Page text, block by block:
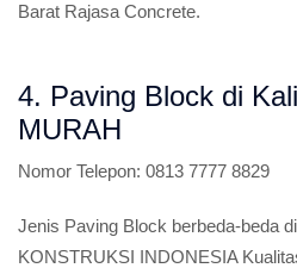
Barat Rajasa Concrete.
4. Paving Block di
MURAH
Nomor Telepon: 0813 7777 8829
Jenis Paving Block berbeda-beda
KONSTRUKSI INDONESIA